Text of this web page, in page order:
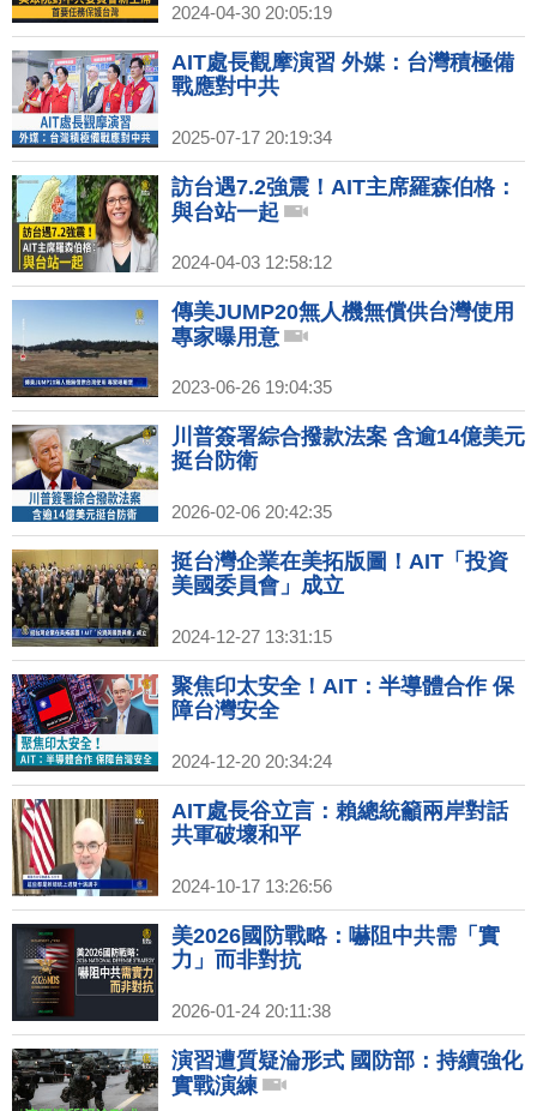
2024-04-30 20:05:19
AIT處長觀摩演習 外媒：台灣積極備
戰應對中共
2025-07-17 20:19:34
訪台遇7.2強震！AIT主席羅森伯格：
與台站一起
2024-04-03 12:58:12
傳美JUMP20無人機無償供台灣使用
專家曝用意
2023-06-26 19:04:35
川普簽署綜合撥款法案 含逾14億美元
挺台防衛
2026-02-06 20:42:35
挺台灣企業在美拓版圖！AIT「投資
美國委員會」成立
2024-12-27 13:31:15
聚焦印太安全！AIT：半導體合作 保
障台灣安全
2024-12-20 20:34:24
AIT處長谷立言：賴總統籲兩岸對話
共軍破壞和平
2024-10-17 13:26:56
美2026國防戰略：嚇阻中共需「實
力」而非對抗
2026-01-24 20:11:38
演習遭質疑淪形式 國防部：持續強化
實戰演練